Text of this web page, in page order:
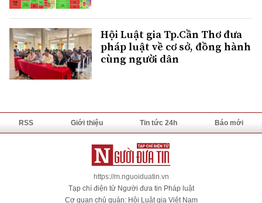
Hội Luật gia Tp.Cần Thơ đưa
pháp luật về cơ sở, đồng hành
cùng người dân
RSS Giới thiệu Tin tức 24h Báo mới
https://m.nguoiduatin.vn
Tạp chí điện tử Người đưa tin Pháp luật
Cơ quan chủ quản: Hội Luật gia Việt Nam